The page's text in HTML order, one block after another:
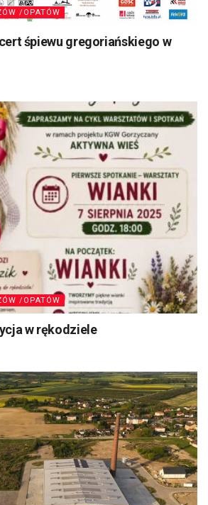
/OPATÓW
śpiewu gregoriańskiego w
/OPATÓW
w rękodziele